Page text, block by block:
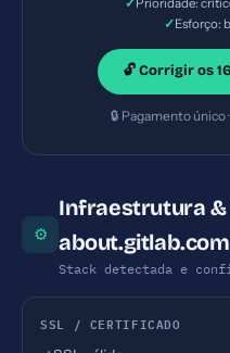
✓Esforço:
🔓 Corrigir os
🔒 Pagamento único
⚙
Infraestrutura &
about.gitlab.com
Stack detectada e
SSL / CERTIFICADO